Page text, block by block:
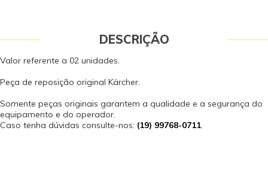
DESCRIÇÃO
Valor referente a 02 unidades.
Peça de reposição original Kärcher.
Somente peças originais garantem a qualidade e a segurança do
equipamento e do operador.
Caso tenha dúvidas consulte-nos: (19) 99768-0711.